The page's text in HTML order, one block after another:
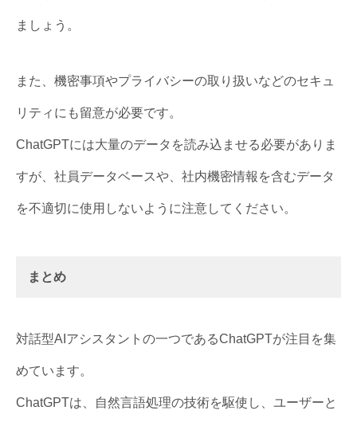
ましょう。
また、機密事項やプライバシーの取り扱いなどのセキュ
リティにも留意が必要です。
ChatGPTには大量のデータを読み込ませる必要がありま
すが、社員データベースや、社内機密情報を含むデータ
を不適切に使用しないように注意してください。
まとめ
対話型AIアシスタントの一つであるChatGPTが注目を集
めています。
ChatGPTは、自然言語処理の技術を駆使し、ユーザーと